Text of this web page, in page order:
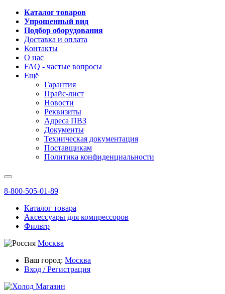
Каталог товаров
Упрощенный вид
Подбор оборудования
Доставка и оплата
Контакты
О нас
FAQ - частые вопросы
Ещё
Гарантия
Прайс-лист
Новости
Реквизиты
Адреса ПВЗ
Документы
Техническая документация
Поставщикам
Политика конфиденциальности
8-800-505-01-89
Каталог товара
Аксессуары для компрессоров
Фильтр
Москва
Ваш город: Москва
Вход / Регистрация